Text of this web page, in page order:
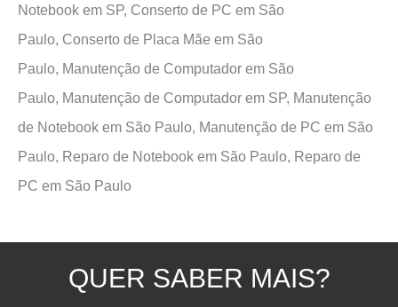
Notebook em SP, Conserto de PC em São
Paulo, Conserto de Placa Mãe em São
Paulo, Manutenção de Computador em São
Paulo, Manutenção de Computador em SP, Manutenção
de Notebook em São Paulo, Manutenção de PC em São
Paulo, Reparo de Notebook em São Paulo, Reparo de
PC em São Paulo
QUER SABER MAIS?